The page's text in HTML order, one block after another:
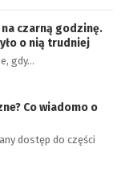
czarną godzinę.
o nią trudniej
gdy…
Co wiadomo o
dostęp do części